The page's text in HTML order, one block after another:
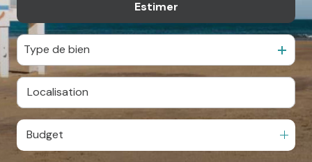
agence
Contact
Estimer
Type de bien
Budget